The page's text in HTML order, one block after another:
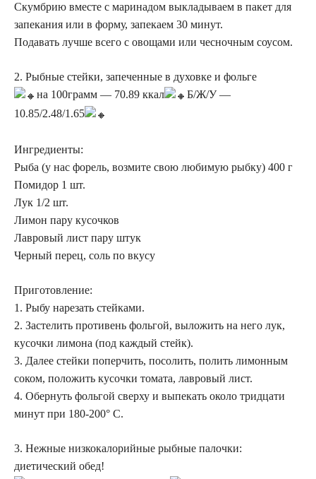
Скумбрию вместе с маринадом выкладываем в пакет для
запекания или в форму, запекаем 30 минут.
Подавать лучше всего с овощами или чесночным соусом.
2. Рыбные стейки, запеченные в духовке и фольге
на 100грамм — 70.89 ккал
Б/Ж/У —
10.85/2.48/1.65
Ингредиенты:
Рыба (у нас форель, возмите свою любимую рыбку) 400 г
Помидор 1 шт.
Лук 1/2 шт.
Лимон пару кусочков
Лавровый лист пару штук
Черный перец, соль по вкусу
Приготовление:
1. Рыбу нарезать стейками.
2. Застелить противень фольгой, выложить на него лук,
кусочки лимона (под каждый стейк).
3. Далее стейки поперчить, посолить, полить лимонным
соком, положить кусочки томата, лавровый лист.
4. Обернуть фольгой сверху и выпекать около тридцати
минут при 180-200° С.
3. Нежные низкокалорийные рыбные палочки:
диетический обед!